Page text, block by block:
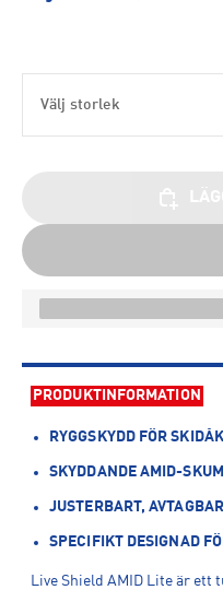
Välj storlek
PRODUKTINFORMATION
RYGGSKYDD FÖR
SKYDDANDE AMID-
JUSTERBART,
SPECIFIKT DESIGNAD
Live Shield AMID Lite är